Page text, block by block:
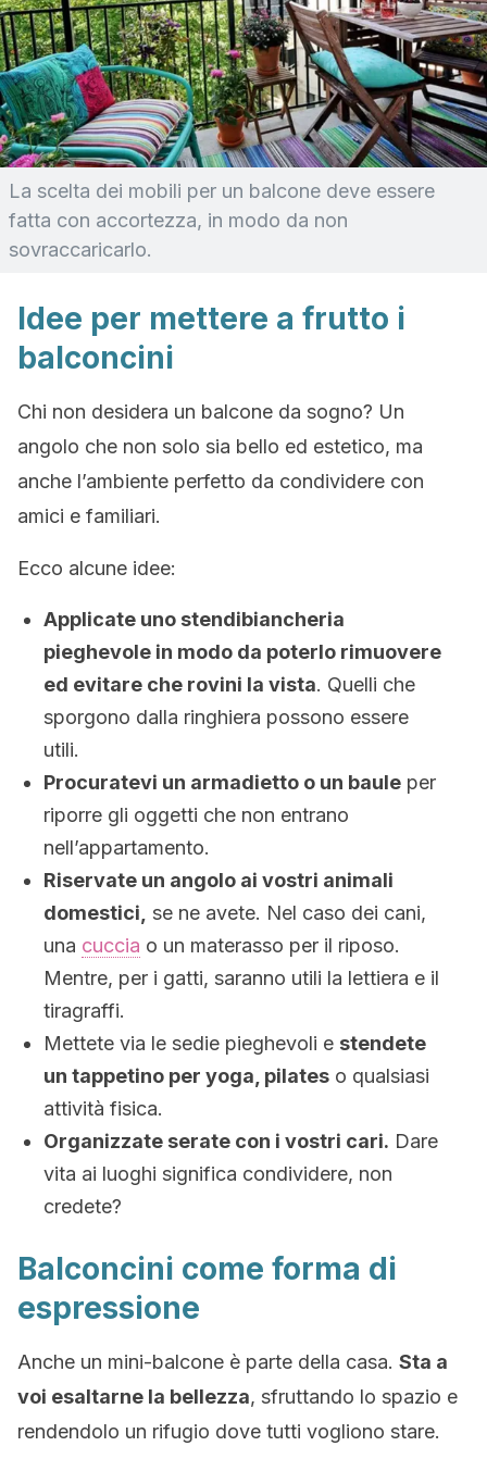
La scelta dei mobili per un balcone deve essere
fatta con accortezza, in modo da non
sovraccaricarlo.
Idee per mettere a frutto i
balconcini
Chi non desidera un balcone da sogno? Un
angolo che non solo sia bello ed estetico, ma
anche l’ambiente perfetto da condividere con
amici e familiari.
Ecco alcune idee:
Applicate uno stendibiancheria
pieghevole in modo da poterlo rimuovere
ed evitare che rovini la vista. Quelli che
sporgono dalla ringhiera possono essere
utili.
Procuratevi un armadietto o un baule per
riporre gli oggetti che non entrano
nell’appartamento.
Riservate un angolo ai vostri animali
domestici, se ne avete. Nel caso dei cani,
una cuccia o un materasso per il riposo.
Mentre, per i gatti, saranno utili la lettiera e il
tiragraffi.
Mettete via le sedie pieghevoli e stendete
un tappetino per yoga, pilates o qualsiasi
attività fisica.
Organizzate serate con i vostri cari. Dare
vita ai luoghi significa condividere, non
credete?
Balconcini come forma di
espressione
Anche un mini-balcone è parte della casa. Sta a
voi esaltarne la bellezza, sfruttando lo spazio e
rendendolo un rifugio dove tutti vogliono stare.